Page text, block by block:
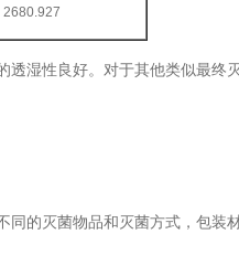
2680.927
湿性良好。对于其他类似最终
的灭菌物品和灭菌方式，包装